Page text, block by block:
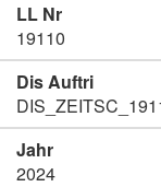
LL Nr
19110
Dis Auftri
Jahr
2024